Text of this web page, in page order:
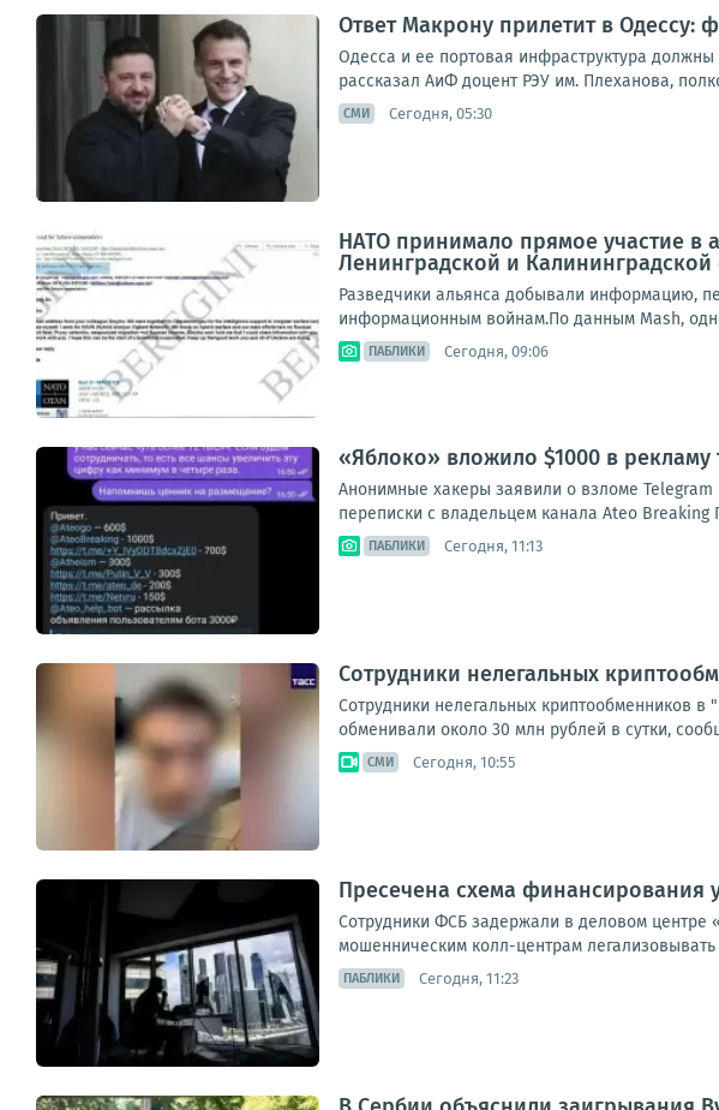
Ответ Макрону прилетит в Одессу:
Одесса и ее портовая инфраструктура
рассказал АиФ доцент РЭУ им. Плеханова,
СМИ Сегодня, 05:30
НАТО принимало прямое участие в
Ленинградской и Калининградской
Разведчики альянса добывали информацию,
информационным войнам.По данным Mash,
ПАБЛИКИ Сегодня, 09:06
«Яблоко» вложило $1000 в
Анонимные хакеры заявили о взломе
переписки с владельцем канала Ateo
ПАБЛИКИ Сегодня, 11:13
Сотрудники нелегальных
Сотрудники нелегальных криптообменников
обменивали около 30 млн рублей в сутки,
СМИ Сегодня, 10:55
Пресечена схема финансирования
Сотрудники ФСБ задержали в деловом центре
мошенническим колл-центрам
ПАБЛИКИ Сегодня, 11:23